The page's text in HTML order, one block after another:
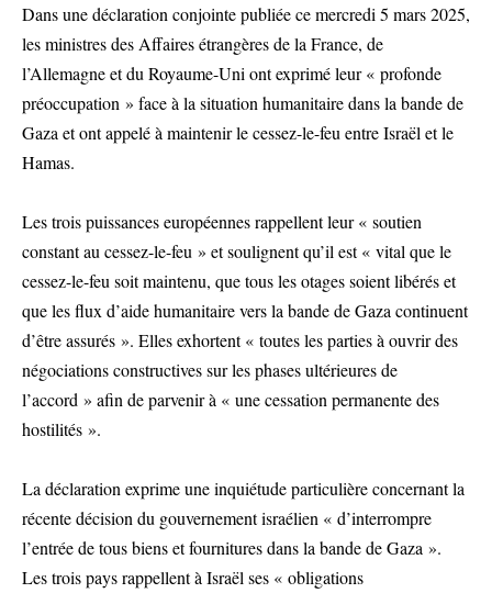
Dans une déclaration conjointe publiée ce mercredi 5 mars 2025,
les ministres des Affaires étrangères de la France, de
l’Allemagne et du Royaume-Uni ont exprimé leur « profonde
préoccupation » face à la situation humanitaire dans la bande de
Gaza et ont appelé à maintenir le cessez-le-feu entre Israël et le
Hamas.
Les trois puissances européennes rappellent leur « soutien
constant au cessez-le-feu » et soulignent qu’il est « vital que le
cessez-le-feu soit maintenu, que tous les otages soient libérés et
que les flux d’aide humanitaire vers la bande de Gaza continuent
d’être assurés ». Elles exhortent « toutes les parties à ouvrir des
négociations constructives sur les phases ultérieures de
l’accord » afin de parvenir à « une cessation permanente des
hostilités ».
La déclaration exprime une inquiétude particulière concernant la
récente décision du gouvernement israélien « d’interrompre
l’entrée de tous biens et fournitures dans la bande de Gaza ».
Les trois pays rappellent à Israël ses « obligations